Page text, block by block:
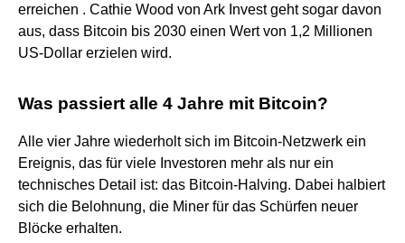
erreichen . Cathie Wood von Ark Invest geht sogar davon
aus, dass Bitcoin bis 2030 einen Wert von 1,2 Millionen
US-Dollar erzielen wird.
Was passiert alle 4 Jahre mit Bitcoin?
Alle vier Jahre wiederholt sich im Bitcoin-Netzwerk ein
Ereignis, das für viele Investoren mehr als nur ein
technisches Detail ist: das Bitcoin-Halving. Dabei halbiert
sich die Belohnung, die Miner für das Schürfen neuer
Blöcke erhalten.